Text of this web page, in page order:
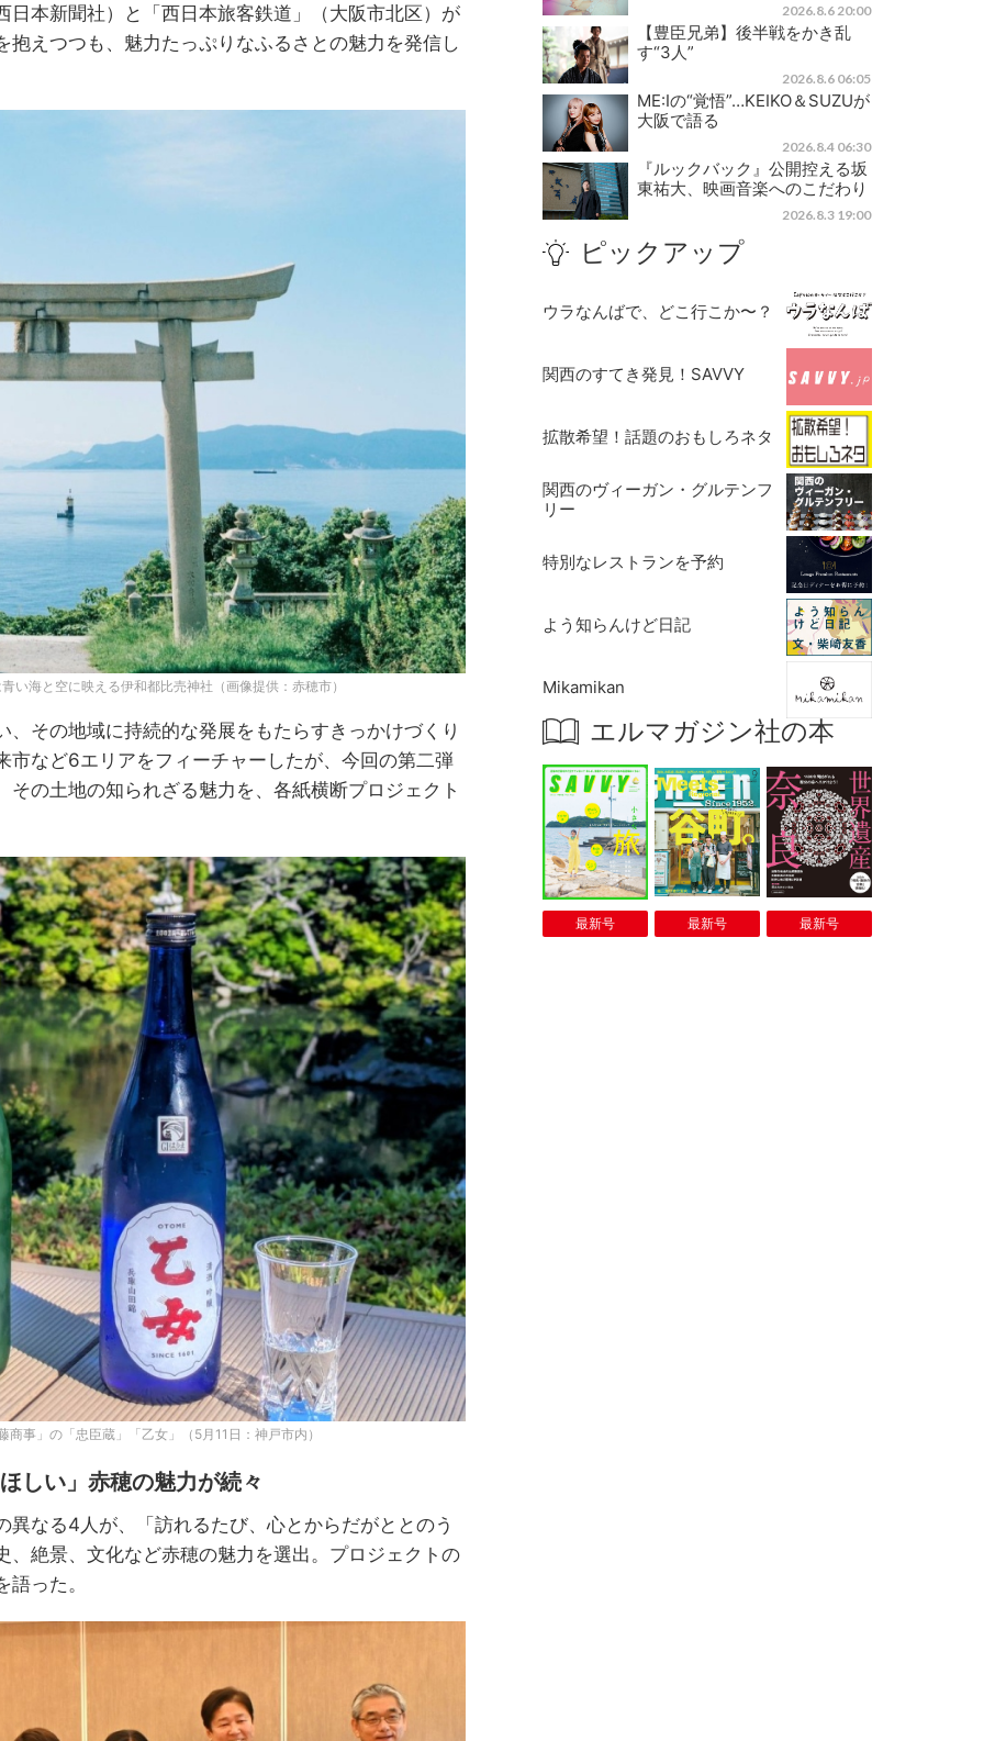
本新聞社）と「西日本旅客鉄道」（大阪市北区）が
えつつも、魅力たっぷりなふるさとの魅力を発信し
い海と空に映える伊和都比売神社（画像提供：赤穂市）
その地域に持続的な発展をもたらすきっかけづくり
など6エリアをフィーチャーしたが、今回の第二弾
の土地の知られざる魅力を、各紙横断プロジェクト
事」の「忠臣蔵」「乙女」（5月11日：神戸市内）
しい」赤穂の魅力が続々
なる4人が、「訪れるたび、心とからだがととのう
絶景、文化など赤穂の魅力を選出。プロジェクトの
った。
2026.8.6 20:00
【豊臣兄弟】後半戦をかき乱
す“3人”
2026.8.6 06:05
ME:Iの“覚悟”…KEIKO＆SUZUが
大阪で語る
2026.8.4 06:30
『ルックバック』公開控える坂
東祐大、映画音楽へのこだわり
2026.8.3 19:00
ピックアップ
ウラなんばで、どこ行こか〜？
関西のすてき発見！SAVVY
拡散希望！話題のおもしろネタ
関西のヴィーガン・グルテンフ
リー
特別なレストランを予約
よう知らんけど日記
Mikamikan
エルマガジン社の本
最新号 最新号 最新号